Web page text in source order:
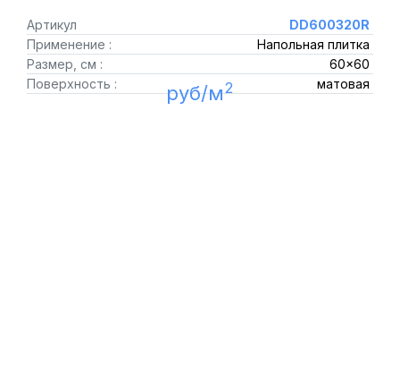
Артикул
DD600320R
Применение :
Напольная плитка
Размер, см :
60x60
Поверхность :
матовая
руб/м2